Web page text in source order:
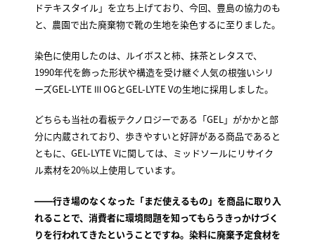
ドテキスタイル」を立ち上げており、今回、豊島の協力のも
と、農園で出た廃棄物で靴の生地を染色するに至りました。
染色に使用したのは、ルイボスと柿、抹茶とレタスで、
1990年代を飾った形状や構造を受け継ぐ人気の根強いシリ
ーズGEL-LYTE Ⅲ OGとGEL-LYTE Vの生地に採用しました。
どちらも当社の看板テクノロジーである「GEL」がかかと部
分に内蔵されており、歩きやすいと好評がある商品であると
ともに、GEL-LYTE Vに関しては、ミッドソールにリサイク
ル素材を20％以上使用しています。
――行き場のなくなった「まだ使えるもの」を商品に取り入
れることで、消費者に環境問題を知ってもらうきっかけづく
りを行われてきたということですね。染料に廃棄予定食材を